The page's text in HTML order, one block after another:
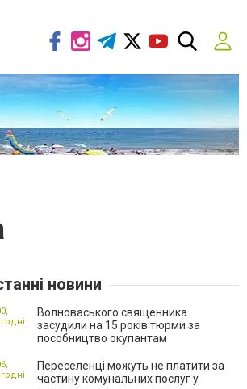
новини
Волноваського священника
засудили на 15 років тюрми за
пособництво окупантам
Переселенці можуть не платити за
частину комунальних послуг у